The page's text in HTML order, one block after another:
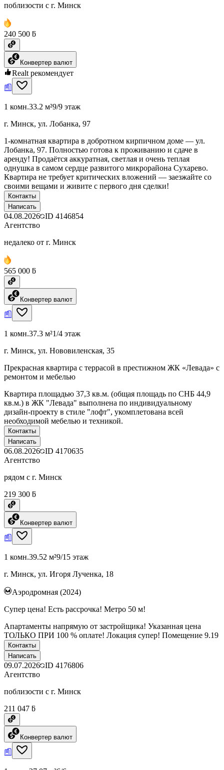
поблизости с г. Минск
240 500 ƃ
Конвертер валют
Realt рекомендует
1 комн.33.2 м²9/9 этаж
г. Минск, ул. Лобанка, 97
1-комнатная квартира в добротном кирпичном доме — ул.
Лобанка, 97. Полностью готова к проживанию и сдаче в
аренду! Продаётся аккуратная, светлая и очень теплая
однушка в самом сердце развитого микрорайона Сухарево.
Квартира не требует критических вложений — заезжайте со
своими вещами и живите с первого дня сделки!
Контакты
Написать
04.08.2026 ID 4146854
Агентство
недалеко от г. Минск
565 000 ƃ
Конвертер валют
1 комн.37.3 м²1/4 этаж
г. Минск, ул. Нововиленская, 35
Прекрасная квартира с террасой в престижном ЖК «Левада» с
ремонтом и мебелью
Квартира площадью 37,3 кв.м. (общая площадь по СНБ 44,9
кв.м.) в ЖК "Левада" выполнена по индивидуальному
дизайн-проекту в стиле "лофт", укомплетована всей
необходимой мебелью и техникой.
Контакты
Написать
06.08.2026 ID 4170635
Агентство
рядом с г. Минск
219 300 ƃ
Конвертер валют
1 комн.39.52 м²9/15 этаж
г. Минск, ул. Игоря Лученка, 18
Аэродромная (2024)
Супер цена! Есть рассрочка! Метро 50 м!
Апартаменты напрямую от застройщика! Указанная цена
ТОЛЬКО ПРИ 100 % оплате! Локация супер! Помещение 9.19
Контакты
Написать
09.07.2026 ID 4176806
Агентство
поблизости с г. Минск
211 047 ƃ
Конвертер валют